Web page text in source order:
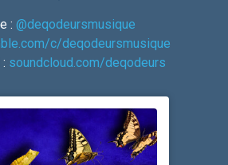
: @deqodeursmusique
c/deqodeursmusique
soundcloud.com/deqodeurs